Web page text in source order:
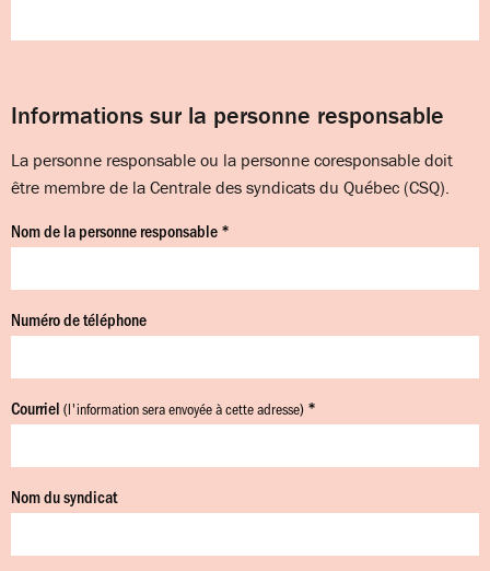
Informations sur la personne responsable
La personne responsable ou la personne coresponsable doit
être membre de la Centrale des syndicats du Québec (CSQ).
Nom de la personne responsable *
Numéro de téléphone
Courriel (l'information sera envoyée à cette adresse) *
Nom du syndicat